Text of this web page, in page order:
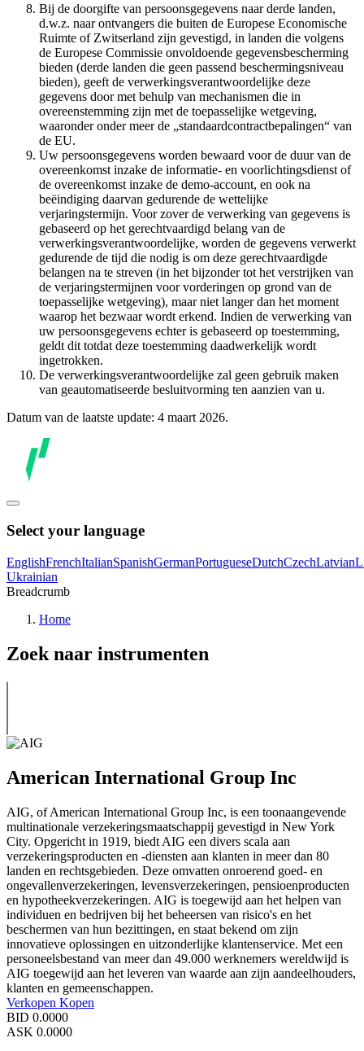
Bij de doorgifte van persoonsgegevens naar derde landen,
d.w.z. naar ontvangers die buiten de Europese Economische
Ruimte of Zwitserland zijn gevestigd, in landen die volgens
de Europese Commissie onvoldoende gegevensbescherming
bieden (derde landen die geen passend beschermingsniveau
bieden), geeft de verwerkingsverantwoordelijke deze
gegevens door met behulp van mechanismen die in
overeenstemming zijn met de toepasselijke wetgeving,
waaronder onder meer de „standaardcontractbepalingen“ van
de EU.
Uw persoonsgegevens worden bewaard voor de duur van de
overeenkomst inzake de informatie- en voorlichtingsdienst of
de overeenkomst inzake de demo-account, en ook na
beëindiging daarvan gedurende de wettelijke
verjaringstermijn. Voor zover de verwerking van gegevens is
gebaseerd op het gerechtvaardigd belang van de
verwerkingsverantwoordelijke, worden de gegevens verwerkt
gedurende de tijd die nodig is om deze gerechtvaardigde
belangen na te streven (in het bijzonder tot het verstrijken van
de verjaringstermijnen voor vorderingen op grond van de
toepasselijke wetgeving), maar niet langer dan het moment
waarop het bezwaar wordt erkend. Indien de verwerking van
uw persoonsgegevens echter is gebaseerd op toestemming,
geldt dit totdat deze toestemming daadwerkelijk wordt
ingetrokken.
De verwerkingsverantwoordelijke zal geen gebruik maken
van geautomatiseerde besluitvorming ten aanzien van u.
Datum van de laatste update: 4 maart 2026.
Select your language
EnglishFrenchItalianSpanishGermanPortugueseDutchCzechLatvian
Ukrainian
Breadcrumb
Home
Zoek naar instrumenten
American International Group Inc
AIG, of American International Group Inc, is een toonaangevende
multinationale verzekeringsmaatschappij gevestigd in New York
City. Opgericht in 1919, biedt AIG een divers scala aan
verzekeringsproducten en -diensten aan klanten in meer dan 80
landen en rechtsgebieden. Deze omvatten onroerend goed- en
ongevallenverzekeringen, levensverzekeringen, pensioenproducten
en hypotheekverzekeringen. AIG is toegewijd aan het helpen van
individuen en bedrijven bij het beheersen van risico's en het
beschermen van hun bezittingen, en staat bekend om zijn
innovatieve oplossingen en uitzonderlijke klantenservice. Met een
personeelsbestand van meer dan 49.000 werknemers wereldwijd is
AIG toegewijd aan het leveren van waarde aan zijn aandeelhouders,
klanten en gemeenschappen.
Verkopen Kopen
BID 0.0000
ASK 0.0000